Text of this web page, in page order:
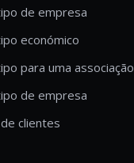
de empresa
económico
para uma associação
de empresa
clientes